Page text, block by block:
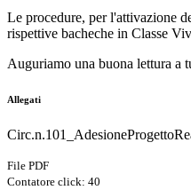
Le procedure, per l'attivazione
rispettive bacheche in Classe
Auguriamo una buona lettura a
Allegati
File PDF
Contatore click: 40